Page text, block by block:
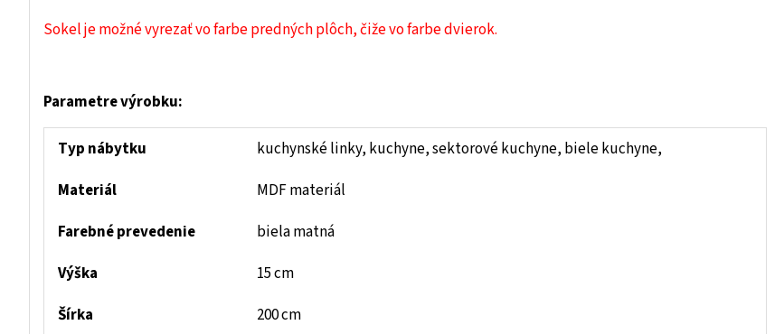
Sokel je možné vyrezať vo farbe predných plôch, čiže vo farbe dvierok.
Parametre výrobku:
Typ nábytku
kuchynské linky, kuchyne, sektorové kuchyne, biele kuchyne,
Materiál
MDF materiál
Farebné prevedenie
biela matná
Výška
15 cm
Šírka
200 cm